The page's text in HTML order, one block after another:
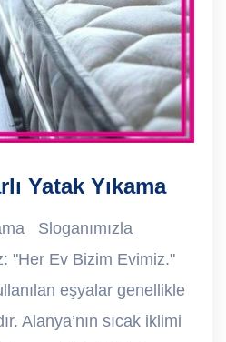
Yatak Yıkama
Sloganımızla
"Her Ev Bizim Evimiz."
eşyalar genellikle
Alanya’nın sıcak iklimi